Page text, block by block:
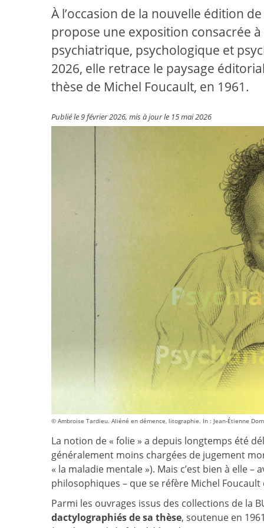
À l’occasion de la nouvelle édition
propose une exposition consacrée
psychiatrique, psychologique et
2026, elle retrace le paysage
thèse de Michel Foucault, en 1961.
Publié le 9 février 2026, mis à jour le 15 mai 2026
© Ambroise Tardieu. Aliéné en démence, litographie. In : Jean-Étienne
La notion de « folie » a depuis longtemps été
généralement moins chargées de jugement
« la maladie mentale »). Mais c’est bien à elle
philosophiques – que se réfère Michel
Parmi les ouvrages issus des collections de la
dactylographiés de sa thèse, soutenue en